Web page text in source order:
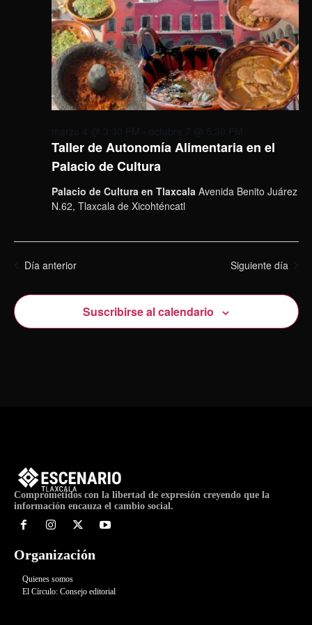
Taller de Autonomía Alimentaria en el
Palacio de Cultura
marzo 4 @ 3:30 PM - octubre 7 @ 5:30 PM
Palacio de Cultura en Tlaxcala Avenida Benito Juárez
N.62, Tlaxcala de Xicohténcatl
Día anterior Siguiente día
Suscribirse al calendario
Comprometidos con la libertad de expresión creyendo que la
información encauza el cambio social.
Organización
Quienes somos
El Círculo: Consejo editorial